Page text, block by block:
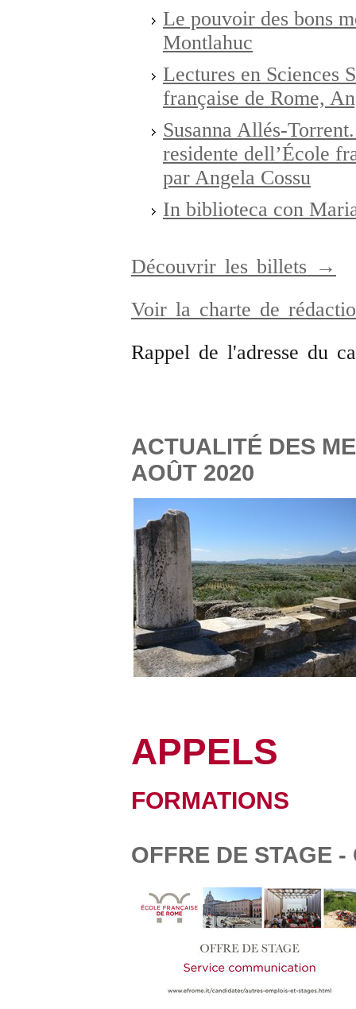
Le pouvoir des bons
Montlahuc
Lectures en Sciences
française de Rome,
Susanna Allés-
residente dell’École
par Angela Cossu
In biblioteca con
Découvrir les billets →
Voir la charte de
Rappel de l'adresse du
ACTUALITÉ DES
AOÛT 2020
APPELS
FORMATIONS
OFFRE DE STAGE